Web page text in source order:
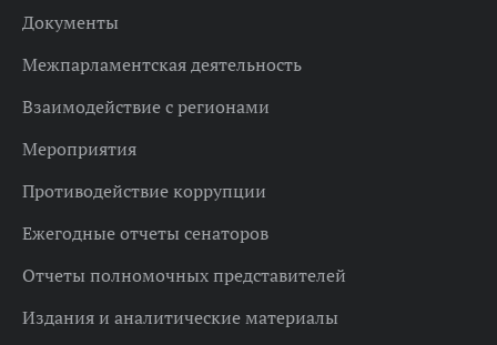
Документы
Межпарламентская деятельность
Взаимодействие с регионами
Мероприятия
Противодействие коррупции
Ежегодные отчеты сенаторов
Отчеты полномочных представителей
Издания и аналитические материалы